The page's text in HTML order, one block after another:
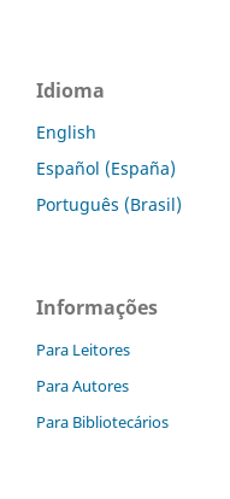
Idioma
English
Español (España)
Português (Brasil)
Informações
Para Leitores
Para Autores
Para Bibliotecários